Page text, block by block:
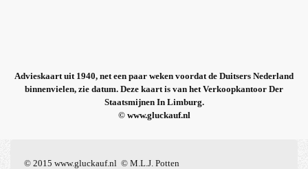
Advieskaart uit 1940, net een paar weken voordat de Duitsers Nederland
binnenvielen, zie datum. Deze kaart is van het Verkoopkantoor Der
Staatsmijnen In Limburg.
© www.gluckauf.nl
© 2015 www.gluckauf.nl © M.L.J. Potten